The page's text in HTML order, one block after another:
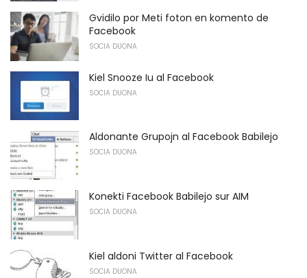
Gvidilo por Meti foton en komento de
Facebook
SOCIA DUONA
Kiel Snooze Iu al Facebook
SOCIA DUONA
Aldonante Grupojn al Facebook Babilejo
SOCIA DUONA
Konekti Facebook Babilejo sur AIM
SOCIA DUONA
Kiel aldoni Twitter al Facebook
SOCIA DUONA